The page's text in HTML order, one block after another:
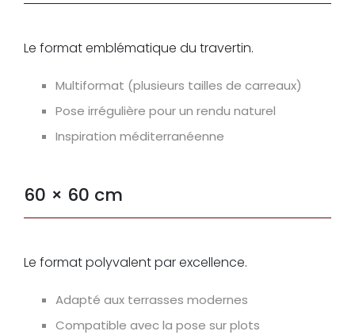
Le format emblématique du travertin.
Multiformat (plusieurs tailles de carreaux)
Pose irrégulière pour un rendu naturel
Inspiration méditerranéenne
60 × 60 cm
Le format polyvalent par excellence.
Adapté aux terrasses modernes
Compatible avec la pose sur plots